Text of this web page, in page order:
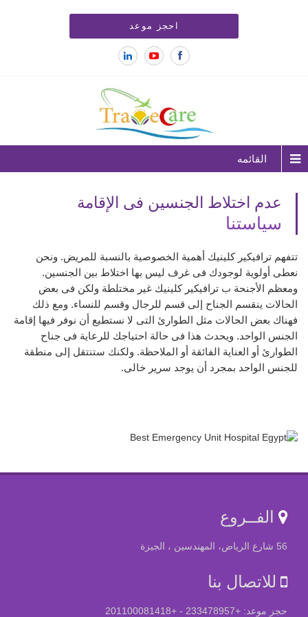
احجز موعد
القائمه
عدم اختلاط الجنسين فى الإقامة
سياستنا
تتفهم ترافيكير كلينيك أهمية الخصوصية بالنسبة للمريض. ونحن
نعطى أولوية لوجودك فى غرف ليس بها اختلاط بين الجنسين.
ومعظم الأجنحة ب ترافيكير كلينيك غير مختلطة ولكن فى بعض
الحالات ينقسم الجناح إلى قسم للرجال وقسم للنساء. ومع ذلك
فهناك بعض الحالات مثل الطوارئ التى لا نستطيع أن نوفر فيها إقامة
الجنس الواحد. ويحدث هذا فى حالة احتياجك للرعاية فى جناح
الطوارئ أو العناية الفائقة أو الملاحظة. ولكنك ستنتقل إلى منطقة
للجنس الواحد بمجرد أن يوجد سرير خالى.
الفــروع
56 شارع الرياض، المهندسين ، الجيزة
للاتصال بنا
حجز موعد: +233478957 - +201100081418